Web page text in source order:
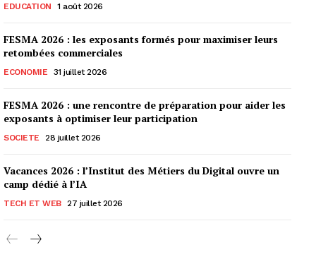
EDUCATION 1 août 2026
FESMA 2026 : les exposants formés pour maximiser leurs
retombées commerciales
ECONOMIE 31 juillet 2026
FESMA 2026 : une rencontre de préparation pour aider les
exposants à optimiser leur participation
SOCIETE 28 juillet 2026
Vacances 2026 : l’Institut des Métiers du Digital ouvre un
camp dédié à l’IA
TECH ET WEB 27 juillet 2026